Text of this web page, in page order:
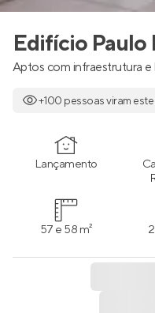
Edifício Paulo
Aptos com infraestrutura e
+100 pessoas viram
Lançamento
57 e 58 m²